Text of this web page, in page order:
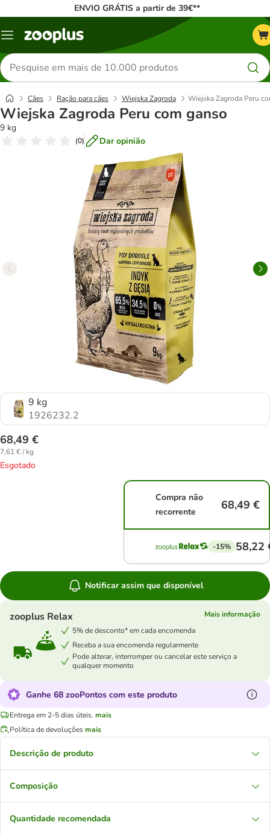
ENVIO GRÁTIS a partir de 39€**
Menu
Pesquisar
produtos
Cães Ração para cães Wiejska Zagroda Wiejska Zagroda Peru
Wiejska Zagroda Peru com ganso
9 kg
(0) Dar opinião
9 kg
1926232.2
68,49 €
7,61 € / kg
Esgotado
Compra não
recorrente
68,49 €
-15% 58,22
Notificar assim que disponível
zooplus Relax
Mais informação
5% de desconto* em cada encomenda
Receba a sua encomenda regularmente
Pode alterar, interromper ou cancelar este serviço a
qualquer momento
Ganhe 68 zooPontos com este produto
Entrega em 2-5 dias úteis. mais
Política de devoluçõesmais
Descrição de produto
Composição
Quantidade recomendada